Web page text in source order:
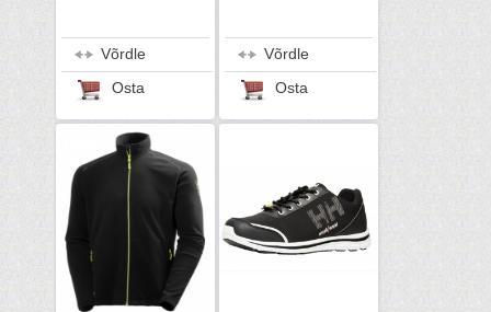
Võrdle
Osta
Võrdle
Osta